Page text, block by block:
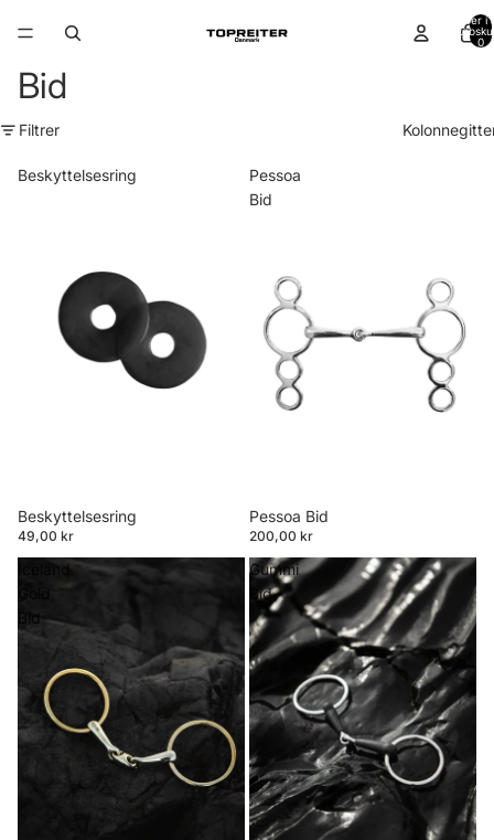
Varer i
0
Bid
Filtrer
Beskyttelsesring
Beskyttelsesring
49,00 kr
Pessoa
Bid
Pessoa Bid
200,00 kr
Iceland
Bid
Gummi
Bid